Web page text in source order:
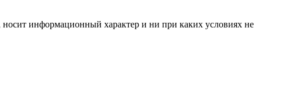
носит информационный характер и ни при каких условиях не